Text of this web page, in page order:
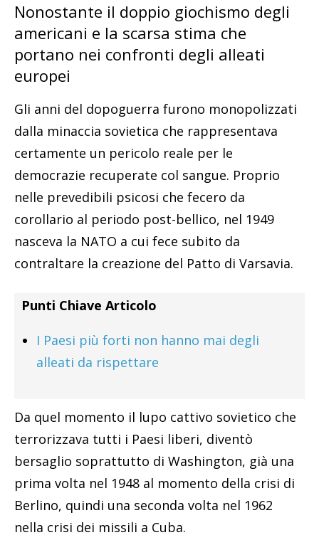
Nonostante il doppio giochismo degli
americani e la scarsa stima che
portano nei confronti degli alleati
europei
Gli anni del dopoguerra furono monopolizzati
dalla minaccia sovietica che rappresentava
certamente un pericolo reale per le
democrazie recuperate col sangue. Proprio
nelle prevedibili psicosi che fecero da
corollario al periodo post-bellico, nel 1949
nasceva la NATO a cui fece subito da
contraltare la creazione del Patto di Varsavia.
Punti Chiave Articolo
I Paesi più forti non hanno mai degli
alleati da rispettare
Da quel momento il lupo cattivo sovietico che
terrorizzava tutti i Paesi liberi, diventò
bersaglio soprattutto di Washington, già una
prima volta nel 1948 al momento della crisi di
Berlino, quindi una seconda volta nel 1962
nella crisi dei missili a Cuba.